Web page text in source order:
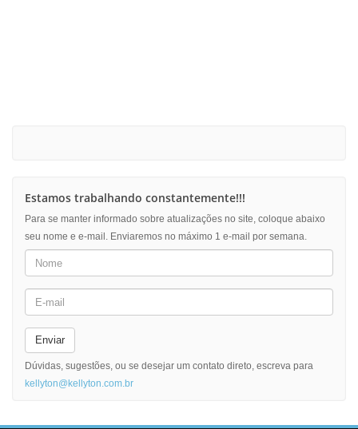
Estamos trabalhando constantemente!!!
Para se manter informado sobre atualizações no site, coloque abaixo
seu nome e e-mail. Enviaremos no máximo 1 e-mail por semana.
Enviar
Dúvidas, sugestões, ou se desejar um contato direto, escreva para
kellyton@kellyton.com.br